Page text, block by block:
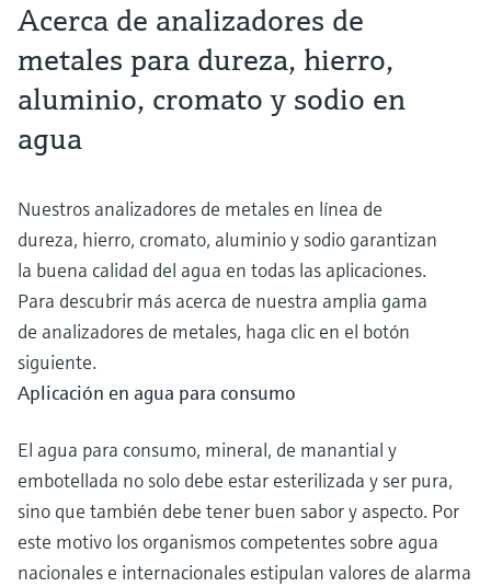
Acerca de analizadores de
metales para dureza, hierro,
aluminio, cromato y sodio en
agua
Nuestros analizadores de metales en línea de
dureza, hierro, cromato, aluminio y sodio garantizan
la buena calidad del agua en todas las aplicaciones.
Para descubrir más acerca de nuestra amplia gama
de analizadores de metales, haga clic en el botón
siguiente.
Aplicación en agua para consumo
El agua para consumo, mineral, de manantial y
embotellada no solo debe estar esterilizada y ser pura,
sino que también debe tener buen sabor y aspecto. Por
este motivo los organismos competentes sobre agua
nacionales e internacionales estipulan valores de alarma